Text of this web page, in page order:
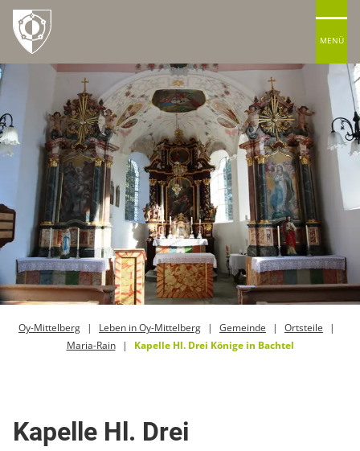
MENÜ
Oy-Mittelberg Leben in Oy-Mittelberg Gemeinde
Ortsteile
Maria-Rain
Kapelle Hl. Drei Könige in Bachtel
Kapelle Hl. Drei